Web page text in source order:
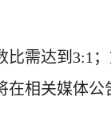
比需达到3:1
在相关媒体公